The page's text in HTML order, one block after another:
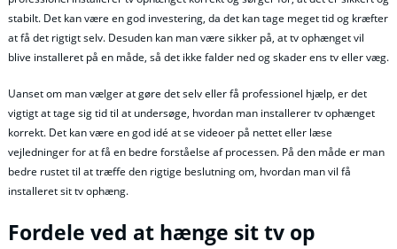
stabilt. Det kan være en god investering, da det kan tage meget tid og kræfter
at få det rigtigt selv. Desuden kan man være sikker på, at tv ophænget vil
blive installeret på en måde, så det ikke falder ned og skader ens tv eller væg.
Uanset om man vælger at gøre det selv eller få professionel hjælp, er det
vigtigt at tage sig tid til at undersøge, hvordan man installerer tv ophænget
korrekt. Det kan være en god idé at se videoer på nettet eller læse
vejledninger for at få en bedre forståelse af processen. På den måde er man
bedre rustet til at træffe den rigtige beslutning om, hvordan man vil få
installeret sit tv ophæng.
Fordele ved at hænge sit tv op